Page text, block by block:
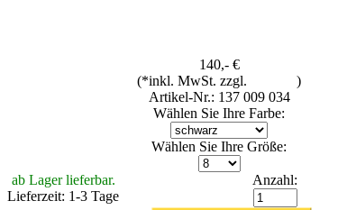
140,- €
(*inkl. MwSt. zzgl.
)
Artikel-Nr.: 137 009 034
Wählen Sie Ihre Farbe:
Wählen Sie Ihre Größe:
ab Lager lieferbar.
Lieferzeit: 1-3 Tage
Anzahl: